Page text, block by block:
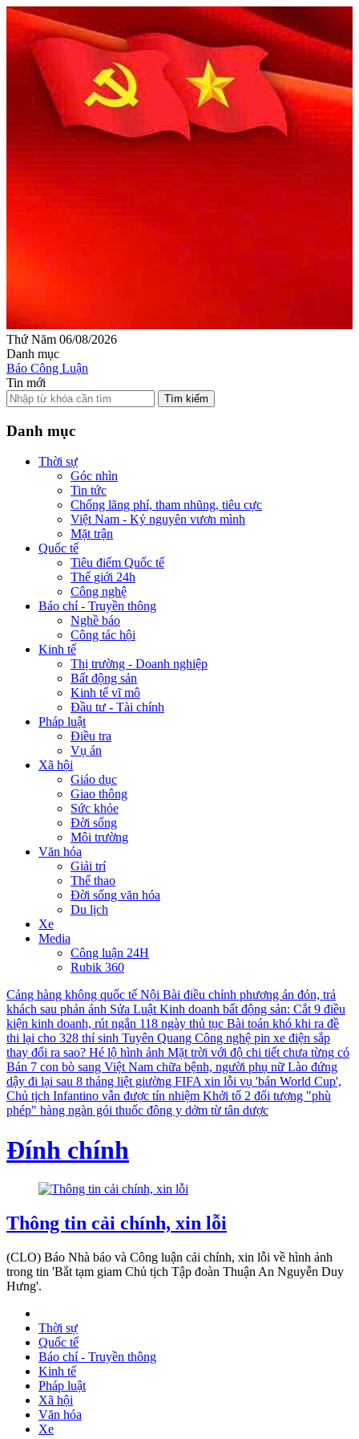
Thứ Năm 06/08/2026
Danh mục
Báo Công Luận
Tin mới
Tìm kiếm
Danh mục
Thời sự
Góc nhìn
Tin tức
Chống lãng phí, tham nhũng, tiêu cực
Việt Nam - Kỷ nguyên vươn mình
Mặt trận
Quốc tế
Tiêu điểm Quốc tế
Thế giới 24h
Công nghệ
Báo chí - Truyền thông
Nghề báo
Công tác hội
Kinh tế
Thị trường - Doanh nghiệp
Bất động sản
Kinh tế vĩ mô
Đầu tư - Tài chính
Pháp luật
Điều tra
Vụ án
Xã hội
Giáo dục
Giao thông
Sức khỏe
Đời sống
Môi trường
Văn hóa
Giải trí
Thể thao
Đời sống văn hóa
Du lịch
Xe
Media
Công luận 24H
Rubik 360
Cảng hàng không quốc tế Nội Bài điều chỉnh phương án đón, trả
khách sau phản ánh Sửa Luật Kinh doanh bất động sản: Cắt 9 điều
kiện kinh doanh, rút ngắn 118 ngày thủ tục Bài toán khó khi ra đề
thi lại cho 328 thí sinh Tuyên Quang Công nghệ pin xe điện sắp
thay đổi ra sao? Hé lộ hình ảnh Mặt trời với độ chi tiết chưa từng có
Bán 7 con bò sang Việt Nam chữa bệnh, người phụ nữ Lào đứng
dậy đi lại sau 8 tháng liệt giường FIFA xin lỗi vụ 'bán World Cup',
Chủ tịch Infantino vẫn được tín nhiệm Khởi tố 2 đối tượng "phù
phép" hàng ngàn gói thuốc đông y dởm từ tân dược
Đính chính
Thông tin cải chính, xin lỗi
(CLO) Báo Nhà báo và Công luận cải chính, xin lỗi về hình ảnh
trong tin 'Bắt tạm giam Chủ tịch Tập đoàn Thuận An Nguyễn Duy
Hưng'.
Thời sự
Quốc tế
Báo chí - Truyền thông
Kinh tế
Pháp luật
Xã hội
Văn hóa
Xe